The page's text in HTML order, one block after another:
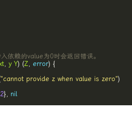
依赖的value为0时会返回错误。
y Y) (Z error
"cannot provide z when value is zero"
2}, nil